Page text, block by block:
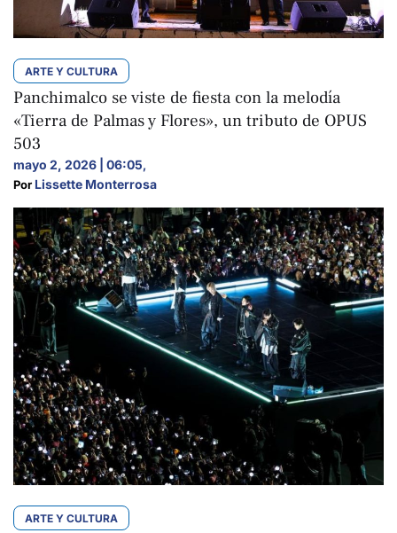
ARTE Y CULTURA
Panchimalco se viste de fiesta con la melodía
«Tierra de Palmas y Flores», un tributo de OPUS
503
mayo 2, 2026 | 06:05,
Por Lissette Monterrosa
ARTE Y CULTURA